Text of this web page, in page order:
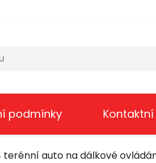
podmínky
terénní auto na dálkové